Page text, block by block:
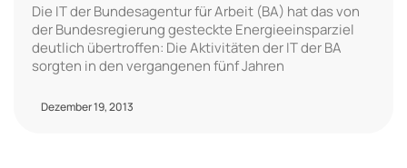
Die IT der Bundesagentur für Arbeit (BA) hat das von
der Bundesregierung gesteckte Energieeinsparziel
deutlich übertroffen: Die Aktivitäten der IT der BA
sorgten in den vergangenen fünf Jahren
Dezember 19, 2013